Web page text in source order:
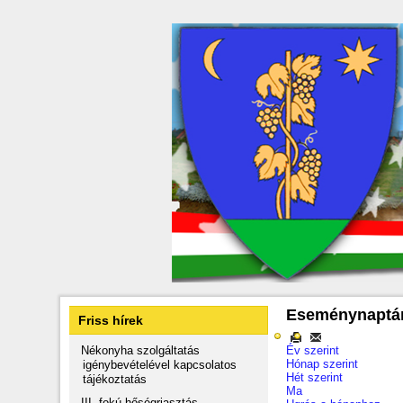
Friss hírek
Nékonyha szolgáltatás
igénybevételével kapcsolatos
tájékoztatás
Év szerint
Hónap szerint
Hét szerint
Ma